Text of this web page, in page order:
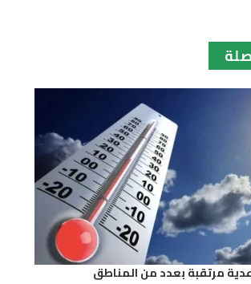
مرتقبة بعدد من المناطق